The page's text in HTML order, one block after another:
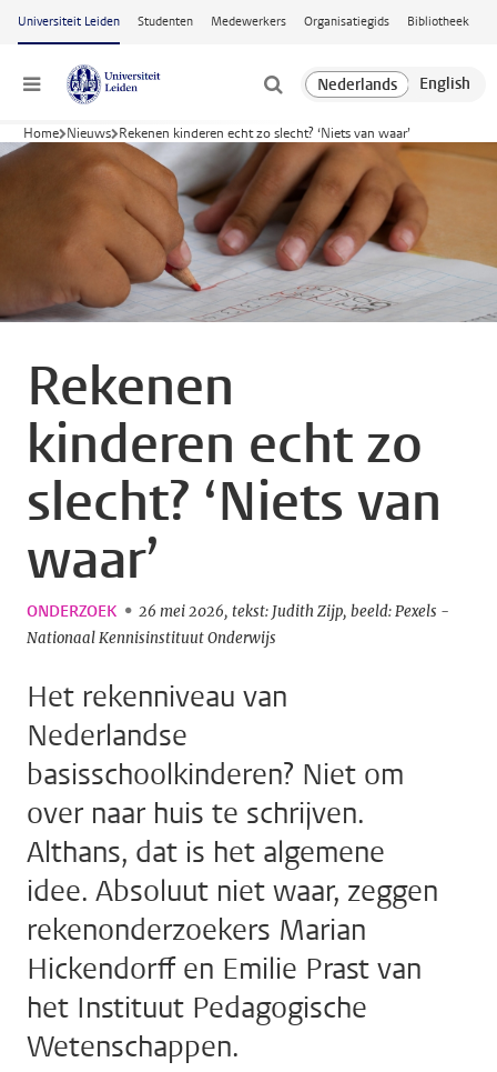
Ga naar hoofdinhoud
Universiteit Leiden Studenten Medewerkers Organisatiegids Bibliotheek
Menu
Home Nieuws Rekenen kinderen echt zo slecht? ‘Niets van waar’
Rekenen
kinderen echt zo
slecht? ‘Niets van
waar’
ONDERZOEK 26 mei 2026 tekst: Judith Zijp beeld: Pexels -
Nationaal Kennisinstituut Onderwijs
Het rekenniveau van
Nederlandse
basisschoolkinderen? Niet om
over naar huis te schrijven.
Althans, dat is het algemene
idee. Absoluut niet waar, zeggen
rekenonderzoekers Marian
Hickendorff en Emilie Prast van
het Instituut Pedagogische
Wetenschappen.